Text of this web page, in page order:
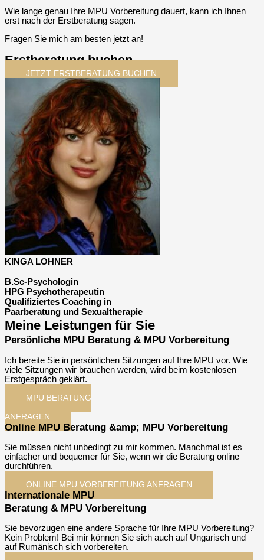
Wie lange genau Ihre MPU Vorbereitung dauert, kann ich Ihnen
erst nach der Erstberatung sagen.
Fragen Sie mich am besten jetzt an!
Erstberatung buchen
JETZT ERSTBERATUNG BUCHEN
KINGA LOHNER
B.Sc-Psychologin
HPG Psychotherapeutin
Qualifiziertes Coaching in
Paarberatung und Sexualtherapie
Meine Leistungen für Sie
Persönliche MPU Beratung & MPU Vorbereitung
Ich bereite Sie in persönlichen Sitzungen auf Ihre MPU vor. Wie
viele Sitzungen wir brauchen werden, wird beim kostenlosen
Erstgespräch geklärt.
MPU BERATUNG
ANFRAGEN
Online MPU Beratung &amp; MPU Vorbereitung
Sie müssen nicht unbedingt zu mir kommen. Manchmal ist es
einfacher und bequemer für Sie, wenn wir die Beratung online
durchführen.
ONLINE MPU VORBEREITUNG ANFRAGEN​
Internationale MPU
Beratung & MPU Vorbereitung
Sie bevorzugen eine andere Sprache für Ihre MPU Vorbereitung?
Kein Problem! Bei mir können Sie sich auch auf Ungarisch und
auf Rumänisch sich vorbereiten.